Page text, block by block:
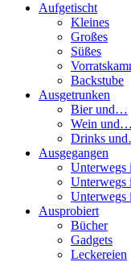
Aufgetischt
Kleines
Großes
Süßes
Backstube
Ausgetrunken
Bier und…
Wein und…
Drinks
Ausgegangen
Unterwegs
Unterwegs
Unterwegs
Ausprobiert
Bücher
Gadgets
Leckereien